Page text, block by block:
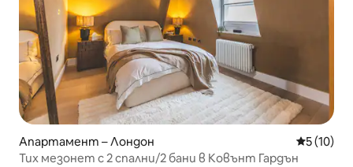
Апартамент – Лондон Средна
5 (10)
Тих мезонет с 2 спални/2 бани в Ковънт Гардън